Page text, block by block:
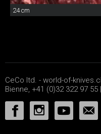
24 cm
CeCo ltd. - world-of-
Bienne, +41 (0)32 322 97 55 |